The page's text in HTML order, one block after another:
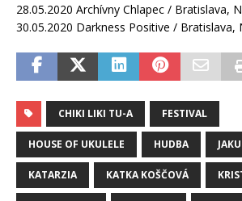
28.05.2020 Archívny Chlapec / Bratislava,
30.05.2020 Darkness Positive / Bratislava,
CHIKI LIKI TU-A FESTIVAL
HOUSE OF UKULELE HUDBA
KATARZIA KATKA KOŠČOVÁ